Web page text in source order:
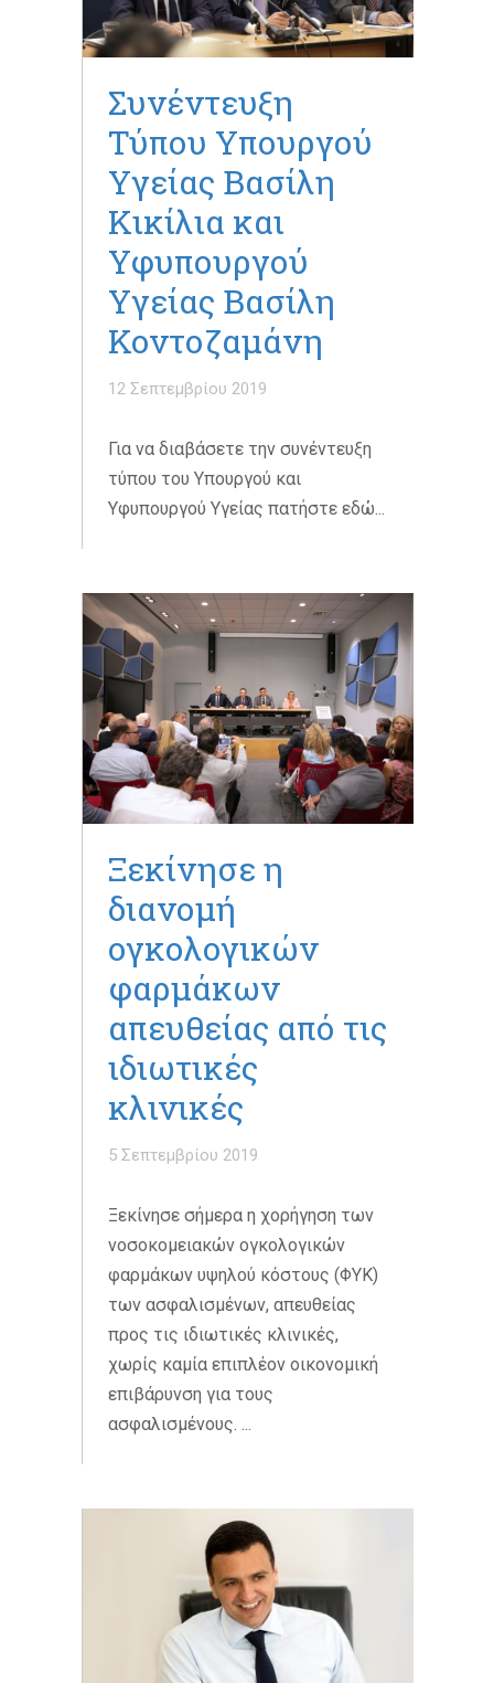
Συνέντευξη
Τύπου Υπουργού
Υγείας Βασίλη
Κικίλια και
Υφυπουργού
Υγείας Βασίλη
Κοντοζαμάνη
12 Σεπτεμβρίου 2019
Για να διαβάσετε την συνέντευξη
τύπου του Υπουργού και
Υφυπουργού Υγείας πατήστε εδώ...
Ξεκίνησε η
διανομή
ογκολογικών
φαρμάκων
απευθείας από τις
ιδιωτικές
κλινικές
5 Σεπτεμβρίου 2019
Ξεκίνησε σήμερα η χορήγηση των
νοσοκομειακών ογκολογικών
φαρμάκων υψηλού κόστους (ΦΥΚ)
των ασφαλισμένων, απευθείας
προς τις ιδιωτικές κλινικές,
χωρίς καμία επιπλέον οικονομική
επιβάρυνση για τους
ασφαλισμένους. ...